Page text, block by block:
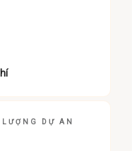
DỰ AN